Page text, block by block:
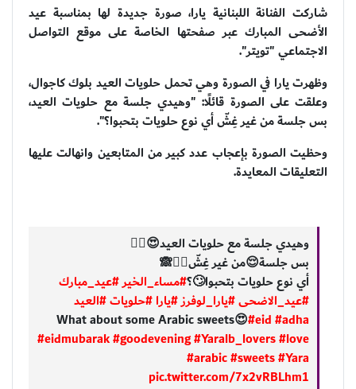
شاركت الفنانة اللبنانية يارا، صورة جديدة لها بمناسبة عيد
الأضحى المبارك عبر صفحتها الخاصة على موقع التواصل
الاجتماعي "تويتر".
وظهرت يارا في الصورة وهي تحمل حلويات العيد بلوك كاجوال،
وعلقت على الصورة قائلًا: "وهيدي جلسة مع حلويات العيد،
بس جلسة من غير غِشّ أي نوع حلويات بتحبوا؟".
وحظيت الصورة بإعجاب عدد كبير من المتابعين وانهالت عليها
التعليقات المعايدة.
وهيدي جلسة مع حلويات العيد😍👯‍♀️
بس جلسة😌من غير غِشّ👯‍♀️🙈
أي نوع حلويات بتحبوا🙄؟#مساء_الخير#عيد_مبارك
#عيد_الاضحى#يارا_لوفرز#يارا#حلويات#العيد
What about some Arabic sweets😍#eid#adha
#eidmubarak#goodevening#Yaralb_lovers#love
#arabic#sweets#Yara
pic.twitter.com/7x2vRBLhm1